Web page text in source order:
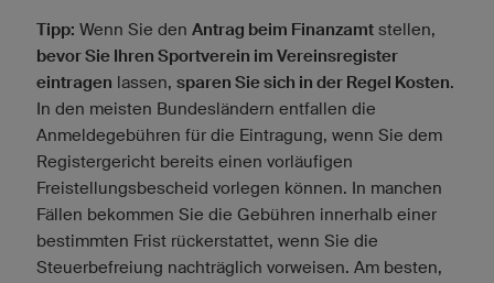
Tipp: Wenn Sie den Antrag beim Finanzamt stellen,
bevor Sie Ihren Sportverein im Vereinsregister
eintragen lassen, sparen Sie sich in der Regel Kosten.
In den meisten Bundesländern entfallen die
Anmeldegebühren für die Eintragung, wenn Sie dem
Registergericht bereits einen vorläufigen
Freistellungsbescheid vorlegen können. In manchen
Fällen bekommen Sie die Gebühren innerhalb einer
bestimmten Frist rückerstattet, wenn Sie die
Steuerbefreiung nachträglich vorweisen. Am besten,